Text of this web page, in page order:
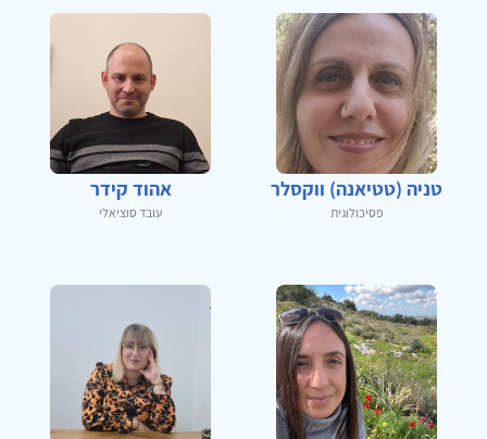
טניה (טטיאנה) ווקסלר
פסיכולוגית
אהוד קידר
עובד סוציאלי